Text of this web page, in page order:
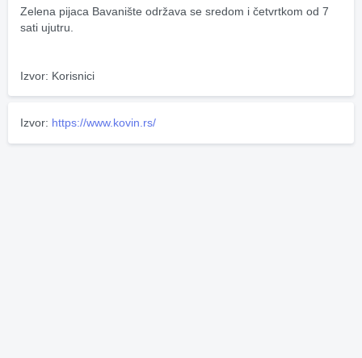
Zelena pijaca Bavanište održava se sredom i četvrtkom od 7
sati ujutru.
Izvor: Korisnici
Izvor: https://www.kovin.rs/